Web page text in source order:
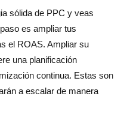
sólida de PPC y veas
es ampliar tus
el ROAS. Ampliar su
una planificación
continua. Estas son
a escalar de manera